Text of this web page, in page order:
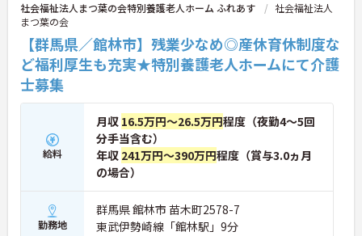
社会福祉法人まつ葉の会特別養護老人ホーム ふれあす
社会福祉法人
まつ葉の会
【群馬県／館林市】残業少なめ◎産休育休制度な
ど福利厚生も充実★特別養護老人ホームにて介護
士募集
給料
月収 16.5万円～26.5万円程度（夜勤4～5回
分手当含む）
年収 241万円～390万円程度（賞与3.0ヵ月
の場合）
勤務地
群馬県 館林市 苗木町2578-7
東武伊勢崎線「館林駅」9分